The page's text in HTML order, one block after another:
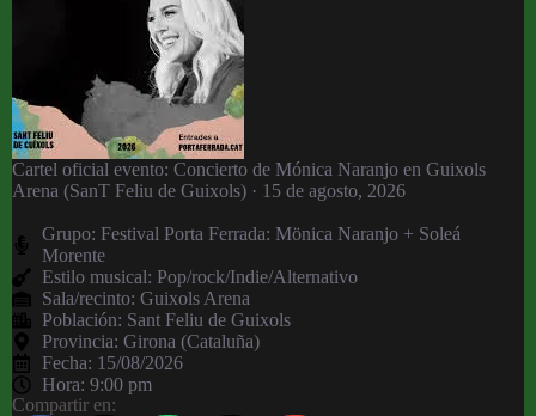
Cartel oficial evento: Concierto de Mónica Naranjo en Guixols
Arena (SanT Feliu de Guixols) · 15 de agosto, 2026
Grupo: Festival Porta Ferrada: Mönica Naranjo + Soleá
Morente
Estilo musical: Pop/rock/Indie/Alternativo
Sala/recinto: Guixols Arena
Población: Sant Feliu de Guixols
Provincia: Girona (Cataluña)
Fecha: 15/08/2026
Hora: 9:00 pm
Compartir en: